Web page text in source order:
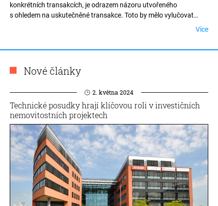
konkrétních transakcích, je odrazem názoru utvořeného
s ohledem na uskutečněné transakce. Toto by mělo vylučovat
jakékoli výjimečné okolnosti nebo jednorázové dohody. Prime rentVíce
Nové články
2. května 2024
Technické posudky hrají klíčovou roli v investičních
nemovitostních projektech